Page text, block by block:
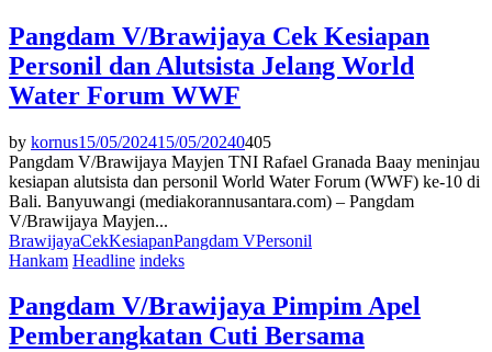
Pangdam V/Brawijaya Cek Kesiapan
Personil dan Alutsista Jelang World
Water Forum WWF
by kornus15/05/202415/05/20240405
Pangdam V/Brawijaya Mayjen TNI Rafael Granada Baay meninjau
kesiapan alutsista dan personil World Water Forum (WWF) ke-10 di
Bali. Banyuwangi (mediakorannusantara.com) – Pangdam
V/Brawijaya Mayjen...
BrawijayaCekKesiapanPangdam VPersonil
Hankam Headline indeks
Pangdam V/Brawijaya Pimpim Apel
Pemberangkatan Cuti Bersama